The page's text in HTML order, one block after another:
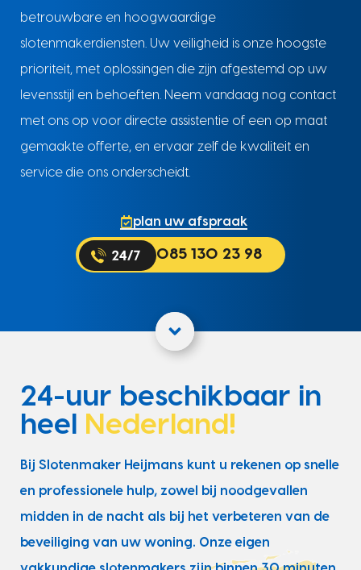
betrouwbare en hoogwaardige
slotenmakerdiensten. Uw veiligheid is onze hoogste
prioriteit, met oplossingen die zijn afgestemd op uw
levensstijl en behoeften. Neem vandaag nog contact
met ons op voor directe assistentie of een op maat
gemaakte offerte, en ervaar zelf de kwaliteit en
service die ons onderscheidt.
plan uw afspraak
085 130 23 98
24-uur beschikbaar in
heel
Nederland!
Bij Slotenmaker Heijmans kunt u rekenen op snelle
en professionele hulp, zowel bij noodgevallen
midden in de nacht als bij het verbeteren van de
beveiliging van uw woning. Onze eigen